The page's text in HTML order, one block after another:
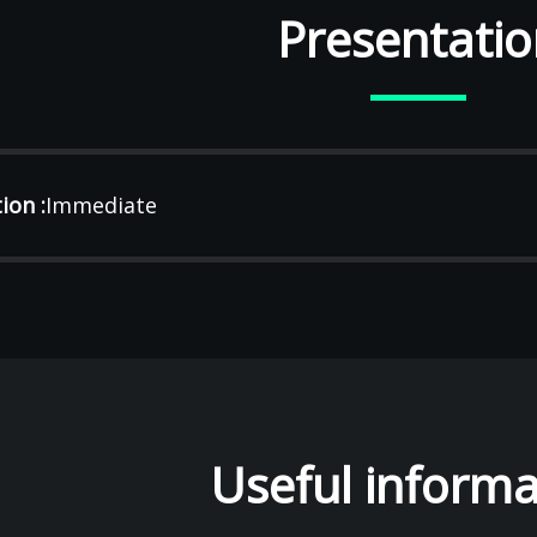
:Immediate
Useful